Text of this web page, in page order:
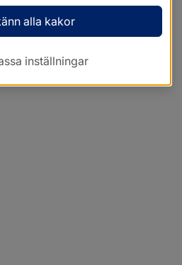
alla kakor
inställningar